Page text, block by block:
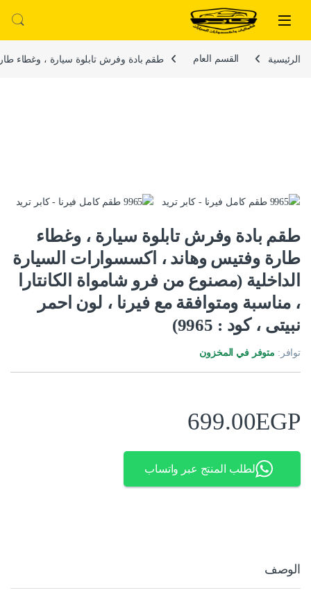
تخطي إلى المحتوى
الرئيسية القسم العام طقم بادة وفرش تابلوة سيارة ، وغطاء طارة
طقم بادة وفرش تابلوة سيارة ، وغطاء
طارة وفتيس وهاند ، اكسسوارات السيارة
الداخلية (مصنوع من فرو شامواة الكانتارا
، مناسبة ومتوافقة مع فيرنا ، لون احمر
نبيتى ، كود : 9965)
توافر: متوفر في المخزون
699.00EGP
لطلب المنتج عبر واتساب
الوصف